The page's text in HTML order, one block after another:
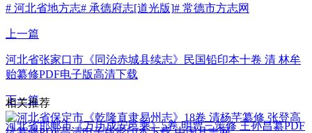
# 河北省地方志# 承德府志[道光版]# 常德市方志网
上一篇
河北省张家口市《同治赤城县续志》民国铅印本十卷 清 林牟
贻纂修PDF电子版高清下载
下一篇
河北省邯郸市《万历成安邑乘》5卷 明贾三策修 王孙昌纂PDF
相关推荐